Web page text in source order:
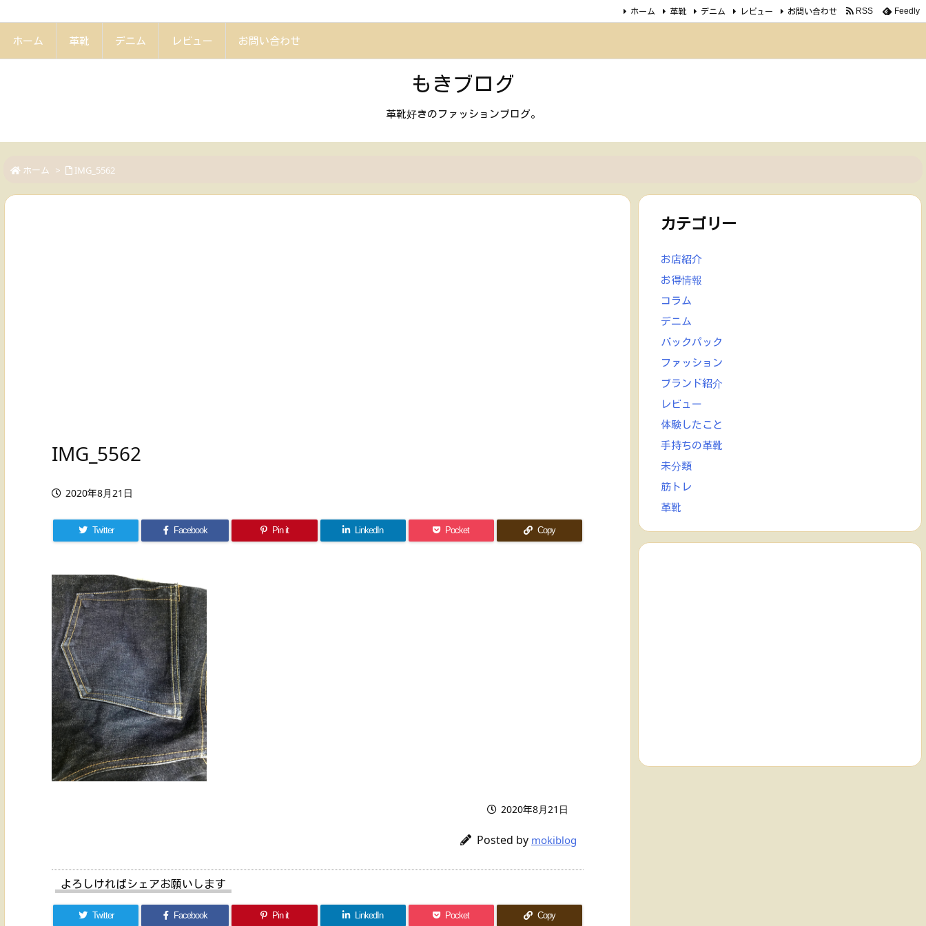
ホーム 革靴 デニム レビュー お問い合わせ
ホーム 革靴 デニム レビュー お問い合わせ RSS Feedly
もきブログ
革靴好きのファッションブログ。
ホーム > IMG_5562
IMG_5562
2020年8月21日
Twitter Facebook Pin it LinkedIn Pocket Copy
2020年8月21日
Posted by mokiblog
よろしければシェアお願いします
Twitter Facebook Pin it LinkedIn Pocket Copy
カテゴリー
お店紹介
お得情報
コラム
デニム
バックパック
ファッション
ブランド紹介
レビュー
体験したこと
手持ちの革靴
未分類
筋トレ
革靴